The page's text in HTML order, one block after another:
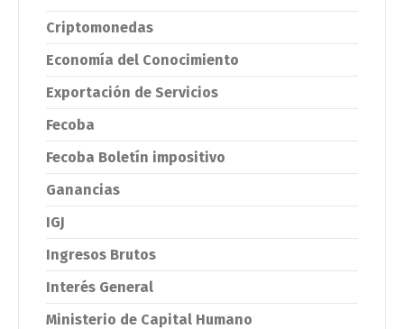
Criptomonedas
Economía del Conocimiento
Exportación de Servicios
Fecoba
Fecoba Boletín impositivo
Ganancias
IGJ
Ingresos Brutos
Interés General
Ministerio de Capital Humano